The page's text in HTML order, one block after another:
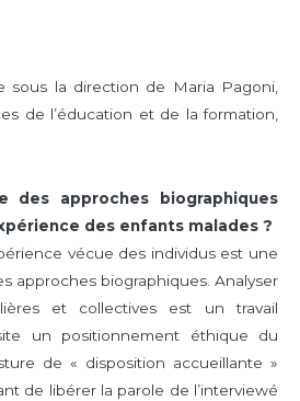
sous la direction de Maria Pagoni,
de l’éducation et de la formation,
des approches biographiques
des enfants malades ?
vécue des individus est une
approches biographiques. Analyser
et collectives est un travail
un positionnement éthique du
de « disposition accueillante »
de libérer la parole de l’interviewé